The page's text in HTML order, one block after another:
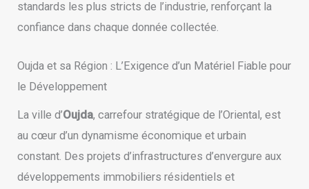
standards les plus stricts de l’industrie, renforçant la
confiance dans chaque donnée collectée.
Oujda et sa Région : L’Exigence d’un Matériel Fiable pour
le Développement
La ville d’Oujda, carrefour stratégique de l’Oriental, est
au cœur d’un dynamisme économique et urbain
constant. Des projets d’infrastructures d’envergure aux
développements immobiliers résidentiels et